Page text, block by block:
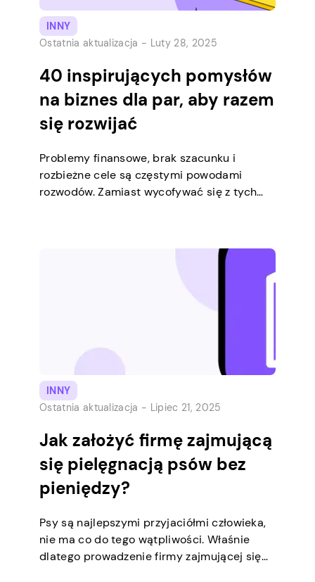
INNY
Ostatnia aktualizacja - Luty 28, 2025
40 inspirujących pomysłów
na biznes dla par, aby razem
się rozwijać
Problemy finansowe, brak szacunku i
rozbieżne cele są częstymi powodami
rozwodów. Zamiast wycofywać się z tych
niepełnym lub pełnym wymiarze godzin dla
par. Nie musisz być dużym przedsiębiorcą.
Dzielenie się wspólnym celem, […]
INNY
Ostatnia aktualizacja - Lipiec 21, 2025
Jak założyć firmę zajmującą
się pielęgnacją psów bez
pieniędzy?
Psy są najlepszymi przyjaciółmi człowieka,
nie ma co do tego wątpliwości. Właśnie
dlatego prowadzenie firmy zajmującej się